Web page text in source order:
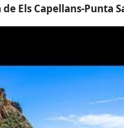
Els Capellans-Punta